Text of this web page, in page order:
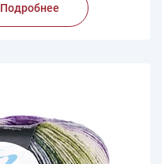
Подробнее